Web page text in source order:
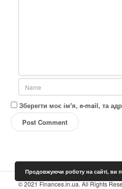
Зберегти моє ім'я, e-mail, та
© 2021 Finances.in.ua. All Rights
Продовжуючи роботу на сайті, ви